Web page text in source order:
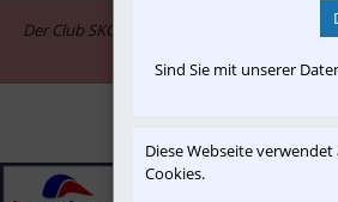
Der Club SKGLB ist assoziiertes Mitglied im
Sind Sie mit unserer
Diese Webseite
Cookies.